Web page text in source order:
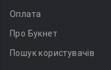
Оплата
Про Букнет
Пошук користувачів